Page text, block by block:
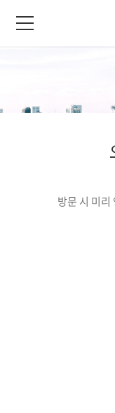
방문 시 미